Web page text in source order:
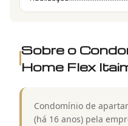
Sobre o
Home Flex
Condomínio de
(há 16 anos) pela